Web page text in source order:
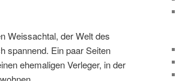
Weissachtal, der Welt des
spannend. Ein paar Seiten
ehemaligen Verleger, in der